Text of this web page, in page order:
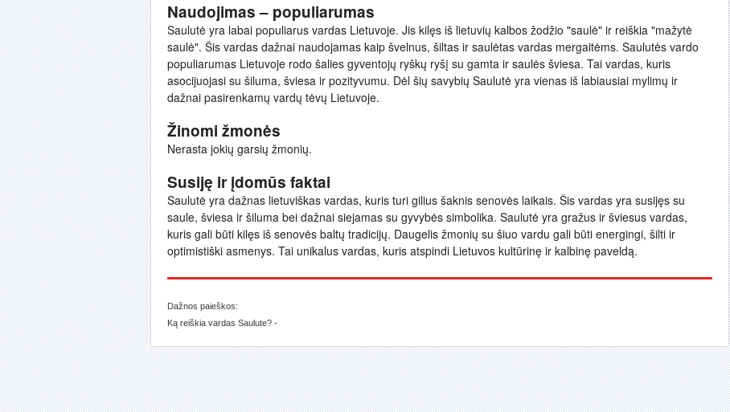
Naudojimas – populiarumas
Saulutė yra labai populiarus vardas Lietuvoje. Jis kilęs iš lietuvių kalbos žodžio "saulė" ir reiškia "mažytė
saulė". Šis vardas dažnai naudojamas kaip švelnus, šiltas ir saulėtas vardas mergaitėms. Saulutės vardo
populiarumas Lietuvoje rodo šalies gyventojų ryškų ryšį su gamta ir saulės šviesa. Tai vardas, kuris
asocijuojasi su šiluma, šviesa ir pozityvumu. Dėl šių savybių Saulutė yra vienas iš labiausiai mylimų ir
dažnai pasirenkamų vardų tėvų Lietuvoje.
Žinomi žmonės
Nerasta jokių garsių žmonių.
Susiję ir įdomūs faktai
Saulutė yra dažnas lietuviškas vardas, kuris turi gilius šaknis senovės laikais. Šis vardas yra susijęs su
saule, šviesa ir šiluma bei dažnai siejamas su gyvybės simbolika. Saulutė yra gražus ir šviesus vardas,
kuris gali būti kilęs iš senovės baltų tradicijų. Daugelis žmonių su šiuo vardu gali būti energingi, šilti ir
optimistiški asmenys. Tai unikalus vardas, kuris atspindi Lietuvos kultūrinę ir kalbinę paveldą.
Dažnos paieškos:
Ką reiškia vardas Saulute? -